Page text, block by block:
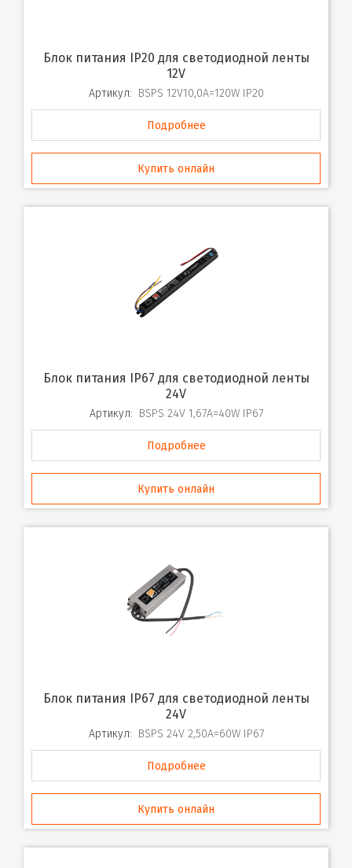
Блок питания IP20 для светодиодной ленты
12V
Артикул: BSPS 12V10,0A=120W IP20
Подробнее
Купить онлайн
Блок питания IP67 для светодиодной ленты
24V
Артикул: BSPS 24V 1,67A=40W IP67
Подробнее
Купить онлайн
Блок питания IP67 для светодиодной ленты
24V
Артикул: BSPS 24V 2,50A=60W IP67
Подробнее
Купить онлайн